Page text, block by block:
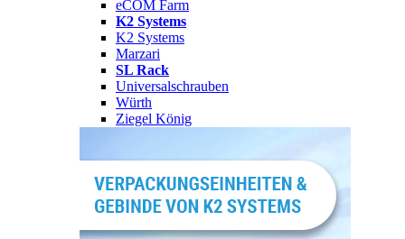
eCOM Farm
K2 Systems
K2 Systems
Marzari
SL Rack
Universalschrauben
Würth
Ziegel König